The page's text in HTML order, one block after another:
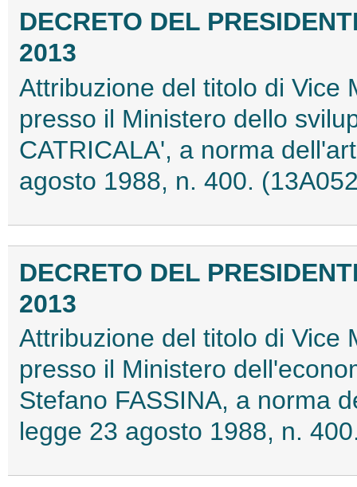
DECRETO DEL
2013
Attribuzione del titolo di Vice
presso il Ministero dello
CATRICALA', a norma
agosto 1988, n. 400.
DECRETO DEL
2013
Attribuzione del titolo di Vice
presso il Ministero
Stefano FASSINA, a norma
legge 23 agosto 1988, n.